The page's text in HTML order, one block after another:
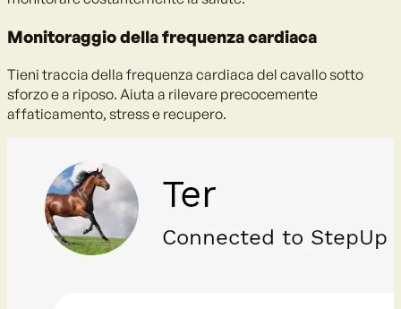
Monitoraggio della frequenza cardiaca
Tieni traccia della frequenza cardiaca del cavallo sotto
sforzo e a riposo. Aiuta a rilevare precocemente
affaticamento, stress e recupero.